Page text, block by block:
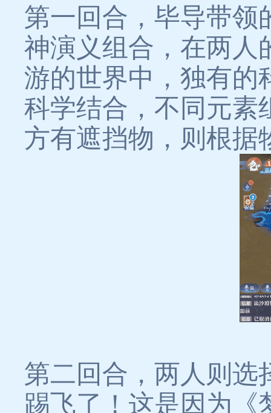
第一回合，毕导带领
神演义组合，在两人
游的世界中，独有的
科学结合，不同元素
方有遮挡物，则根据
第二回合，两人则选
踢飞了！这是因为《